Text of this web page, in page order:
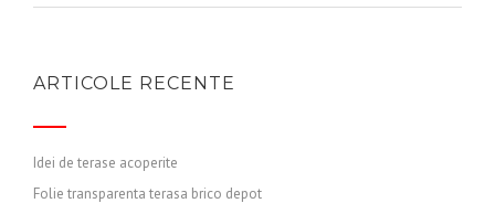
ARTICOLE RECENTE
Idei de terase acoperite
Folie transparenta terasa brico depot